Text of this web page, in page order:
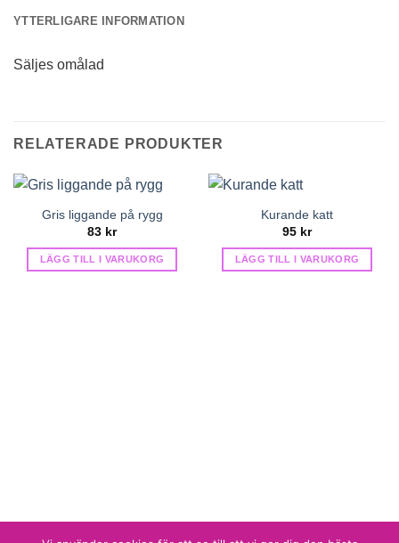
YTTERLIGARE INFORMATION
Säljes omålad
RELATERADE PRODUKTER
Gris liggande på rygg
83 kr
LÄGG TILL I VARUKORG
Kurande katt
95 kr
LÄGG TILL I VARUKORG